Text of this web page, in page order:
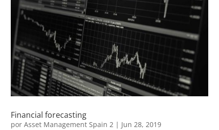
Financial forecasting
porAsset Management Spain 2 | Jun 28, 2019